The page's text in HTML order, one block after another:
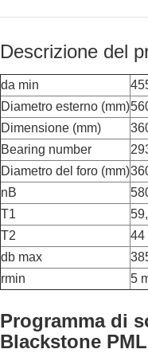
Descrizione del
da min
Diametro esterno (mm)
Dimensione (mm)
Bearing number
Diametro del foro (mm)
nB
T1
T2
44
db max
rmin
5
Programma di
Blackstone